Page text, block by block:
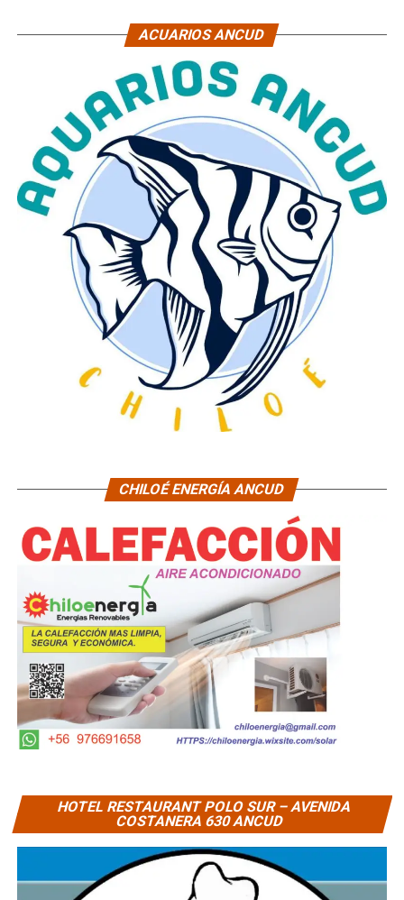
ACUARIOS ANCUD
CHILOÉ ENERGÍA ANCUD
HOTEL RESTAURANT POLO SUR – AVENIDA
COSTANERA 630 ANCUD